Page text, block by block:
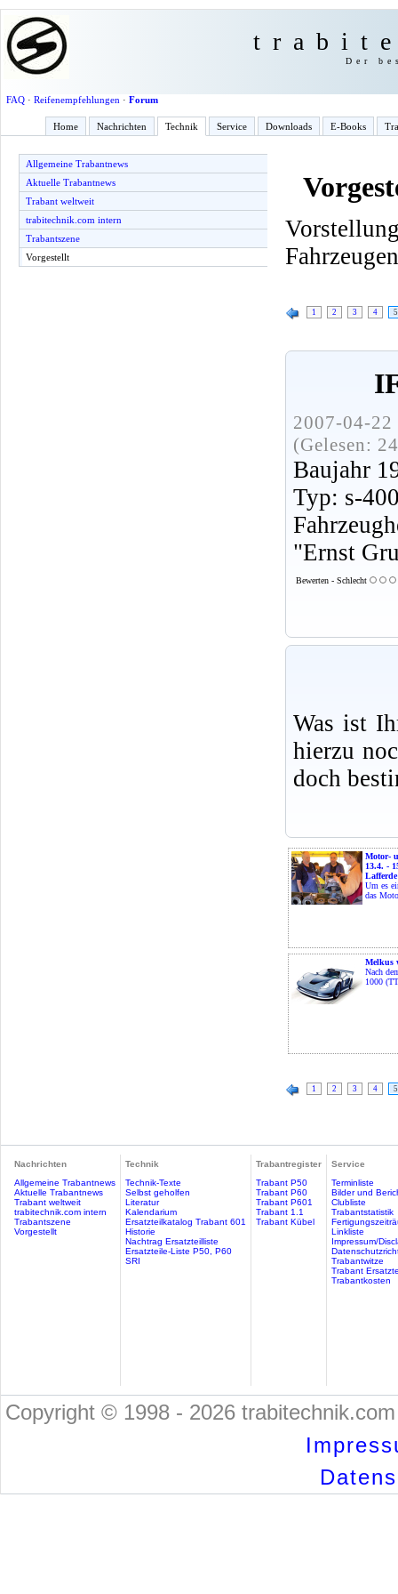
Der
FAQ· Reifenempfehlungen · Forum
Home Nachrichten Technik Service Downloads E-Books
Allgemeine Trabantnews
Aktuelle Trabantnews
Trabant weltweit
trabitechnik.com intern
Trabantszene
Vorgestellt
Fahrzeugen
1 2 3 4 5
2007-04-
(Gelesen:
Baujahr
Typ: s-
"Ernst
Bewerten - Schlecht
Was ist
hierzu
doch
Motor-
13.4. -
Lafferde
Um es
das
Melkus
Nach
1000
1 2 3 4 5
Nachrichten
Allgemeine Trabantnews
Aktuelle Trabantnews
Trabant weltweit
trabitechnik.com intern
Trabantszene
Vorgestellt
Technik
Technik-Texte
Selbst geholfen
Literatur
Kalendarium
Ersatzteilkatalog Trabant 601
Historie
Nachtrag Ersatzteilliste
Ersatzteile-Liste P50, P60
SRI
Trabantregister
Trabant P50
Trabant P60
Trabant P601
Trabant 1.1
Trabant Kübel
Service
Terminliste
Bilder und
Clubliste
Trabantstatistik
Linkliste
Impressum/
Trabantwitze
Trabant
Trabantkosten
Copyright © 1998 - 2026